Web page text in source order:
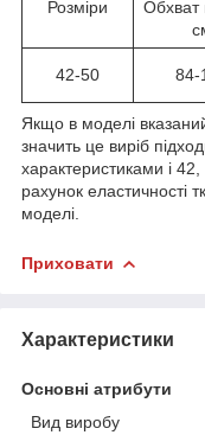
Розміри
Обхват
42-50 84-
Якщо в моделі
значить це виріб
характеристиками і 42,
рахунок еластичності
моделі.
Приховати
Характеристики
Основні атрибути
Вид виробу